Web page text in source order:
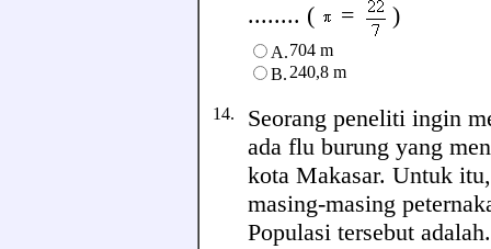
........ (
= )
A.704 m
B. 240,8 m
14. Seorang peneliti ingin
ada flu burung yang
kota Makasar. Untuk
masing-masing
Populasi tersebut